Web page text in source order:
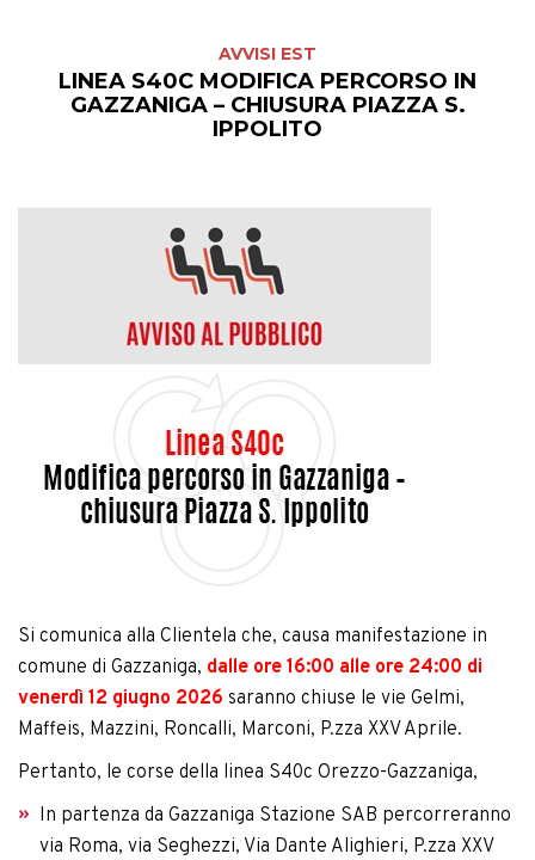
AVVISI EST
LINEA S40C MODIFICA PERCORSO IN
GAZZANIGA – CHIUSURA PIAZZA S.
IPPOLITO
Si comunica alla Clientela che, causa manifestazione in
comune di Gazzaniga, dalle ore 16:00 alle ore 24:00 di
venerdì 12 giugno 2026 saranno chiuse le vie Gelmi,
Maffeis, Mazzini, Roncalli, Marconi, P.zza XXV Aprile.
Pertanto, le corse della linea S40c Orezzo-Gazzaniga,
In partenza da Gazzaniga Stazione SAB percorreranno
via Roma, via Seghezzi, Via Dante Alighieri, P.zza XXV